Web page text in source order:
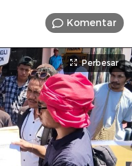
Komentar
Perbesar